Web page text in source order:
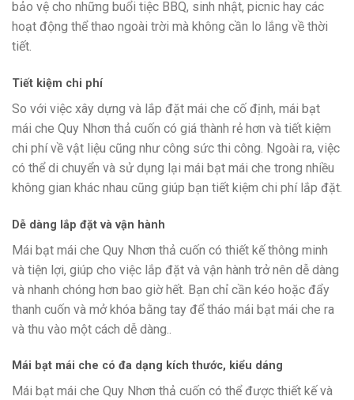
bảo vệ cho những buổi tiệc BBQ, sinh nhật, picnic hay các
hoạt động thể thao ngoài trời mà không cần lo lắng về thời
tiết.
Tiết kiệm chi phí
So với việc xây dựng và lắp đặt mái che cố định, mái bạt
mái che Quy Nhơn thả cuốn có giá thành rẻ hơn và tiết kiệm
chi phí về vật liệu cũng như công sức thi công. Ngoài ra, việc
có thể di chuyển và sử dụng lại mái bạt mái che trong nhiều
không gian khác nhau cũng giúp bạn tiết kiệm chi phí lắp đặt.
Dễ dàng lắp đặt và vận hành
Mái bạt mái che Quy Nhơn thả cuốn có thiết kế thông minh
và tiện lợi, giúp cho việc lắp đặt và vận hành trở nên dễ dàng
và nhanh chóng hơn bao giờ hết. Bạn chỉ cần kéo hoặc đẩy
thanh cuốn và mở khóa bằng tay để tháo mái bạt mái che ra
và thu vào một cách dễ dàng..
Mái bạt mái che có đa dạng kích thước, kiểu dáng
Mái bạt mái che Quy Nhơn thả cuốn có thể được thiết kế và